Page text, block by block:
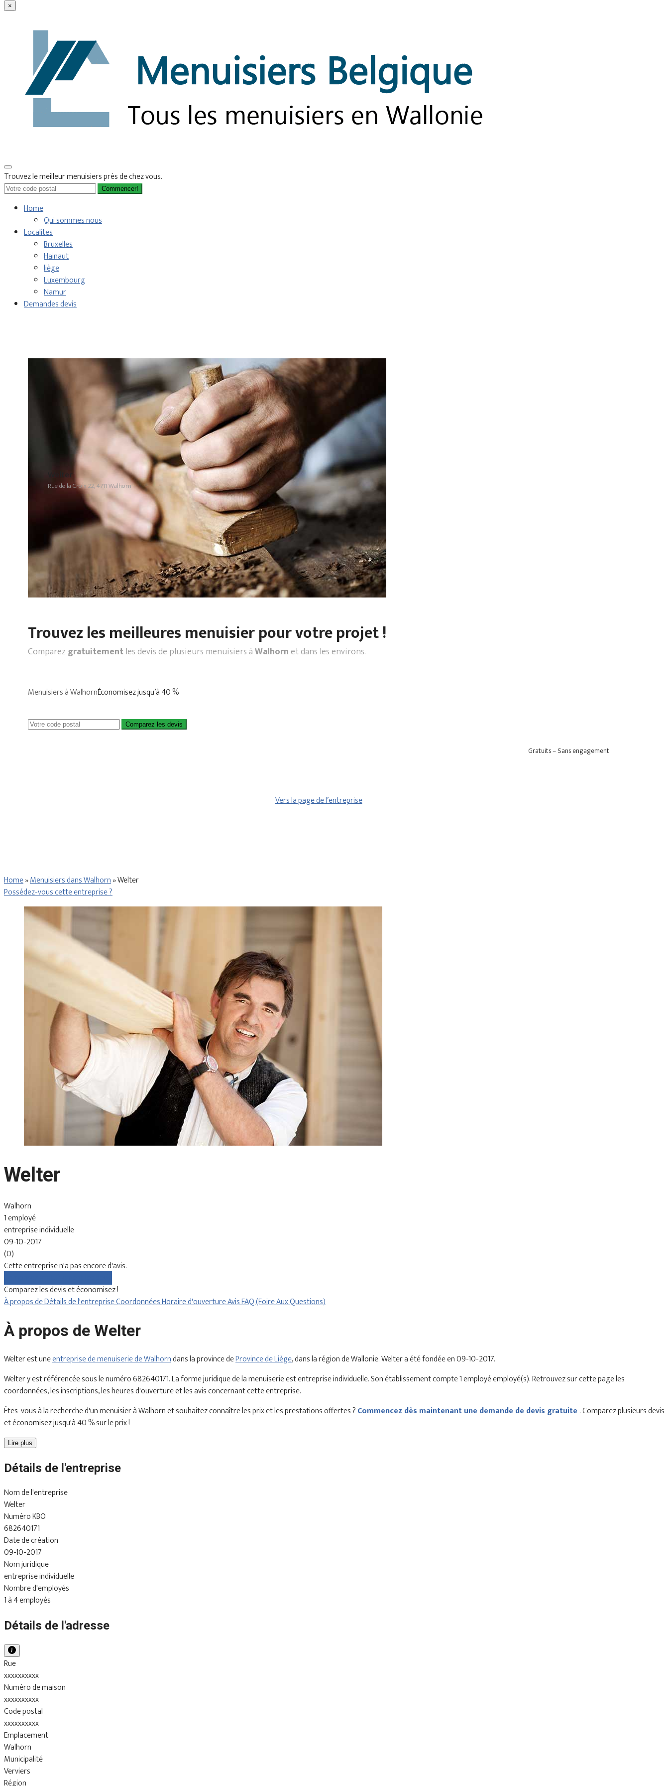
×
Trouvez le meilleur menuisiers près de chez vous.
Commencer!
Home
Qui sommes nous
Localites
Bruxelles
Hainaut
liège
Luxembourg
Namur
Demandes devis
Welter
Rue de la Croix 22, 4711 Walhorn
Trouvez les meilleures menuisier pour votre projet !
Comparez gratuitementles devis de plusieurs menuisiers àWalhornet dans les environs.
Menuisiers à WalhornÉconomisez jusqu’à 40 %
Comparez les devis
Gratuits – Sans engagement
Vers la page de l’entreprise
Home»Menuisiers dans Walhorn»Welter
Possédez-vous cette entreprise ?
Welter
Walhorn
1 employé
entreprise individuelle
09-10-2017
(0)
Cette entreprise n'a pas encore d'avis.
Comparez les devis et économisez !
À propos deDétails de l'entrepriseCoordonnéesHoraire d'ouvertureAvisFAQ (Foire Aux Questions)
À propos de Welter
Welter est uneentreprise de menuiserie de Walhorndans la province deProvince de Liège, dans la région de Wallonie. Welter a été fondée en 09-10-2017.
Welter y est référencée sous le numéro 682640171. La forme juridique de la menuiserie est entreprise individuelle. Son établissement compte 1 employé employé(s). Retrouvez sur cette page les
coordonnées, les inscriptions, les heures d'ouverture et les avis concernant cette entreprise.
Êtes-vous à la recherche d'un menuisier à Walhorn et souhaitez connaître les prix et les prestations offertes ?Commencez dès maintenant une demande de devis gratuite. Comparez plusieurs devis
et économisez jusqu'à 40 % sur le prix !
Lire plus
Détails de l'entreprise
Nom de l'entreprise
Welter
Numéro KBO
682640171
Date de création
09-10-2017
Nom juridique
entreprise individuelle
Nombre d'employés
1 à 4 employés
Détails de l'adresse
Rue
xxxxxxxxxx
Numéro de maison
xxxxxxxxxx
Code postal
xxxxxxxxxx
Emplacement
Walhorn
Municipalité
Verviers
Région